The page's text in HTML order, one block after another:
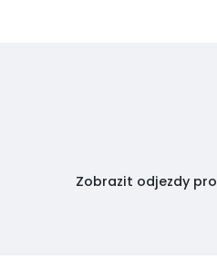
Zobrazit odjezdy pro